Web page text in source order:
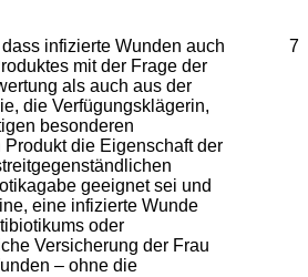
7
infizierte Wunden auch
mit der Frage der
als auch aus der
die Verfügungsklägerin,
besonderen
die Eigenschaft der
geeignet sei und
eine infizierte Wunde
oder
Versicherung der Frau
– ohne die